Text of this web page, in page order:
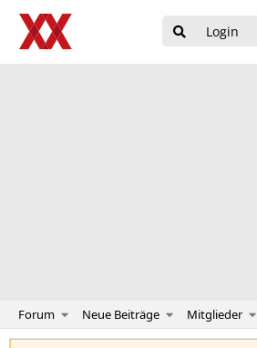
Login
Forum Neue Beiträge Mitglieder